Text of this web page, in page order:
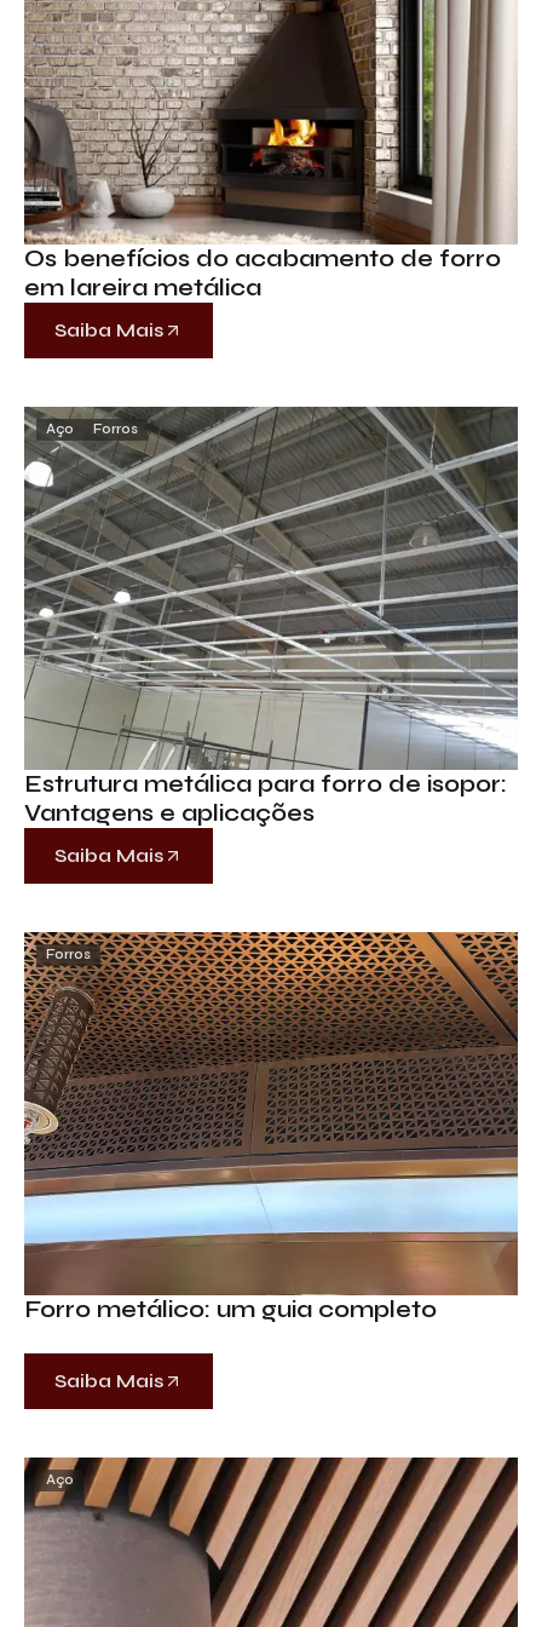
Os benefícios do acabamento de forro
em lareira metálica
Saiba Mais
Aço Forros
Estrutura metálica para forro de isopor:
Vantagens e aplicações
Saiba Mais
Forros
Forro metálico: um guia completo
Saiba Mais
Aço
Descreva aqui seu projeto e necessidade
que nós iremos avaliar e propor a melhor
solução.
Aceito receber emails da Bepex.